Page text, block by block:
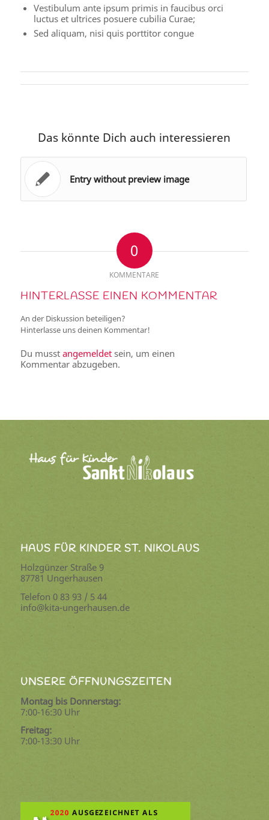
Vestibulum ante ipsum primis in faucibus orci
luctus et ultrices posuere cubilia Curae;
Sed aliquam, nisi quis porttitor congue
Das könnte Dich auch interessieren
Entry without preview image
0
KOMMENTARE
HINTERLASSE EINEN KOMMENTAR
An der Diskussion beteiligen?
Hinterlasse uns deinen Kommentar!
Du musst angemeldetsein, um einen
Kommentar abzugeben.
HAUS FÜR KINDER ST. NIKOLAUS
Holzgünzer Straße 9
87781 Ungerhausen
Telefon 0 83 93 / 5 44
info@kita-ungerhausen.de
UNSERE ÖFFNUNGSZEITEN
Montag bis Donnerstag:
7:00-16:30 Uhr
Freitag:
7:00-13:30 Uhr